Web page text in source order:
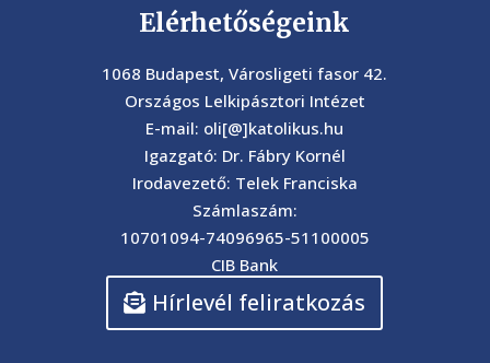
Elérhetőségeink
1068 Budapest, Városligeti fasor 42.
Országos Lelkipásztori Intézet
E-mail: oli[@]katolikus.hu
Igazgató: Dr. Fábry Kornél
Irodavezető: Telek Franciska
Számlaszám:
10701094-74096965-51100005
CIB Bank
Hírlevél feliratkozás